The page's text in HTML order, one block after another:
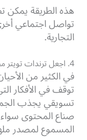
هذه الطريقة يمكن
تواصل اجتماعي
التجارية.
4. اجعل ترندات تويتر مصدر إلهام للمحتوى التسويقي
في الكثير من
توقف في الأفكار
تسويقي يجذب
صناع المحتوى
المسموع لمصدر